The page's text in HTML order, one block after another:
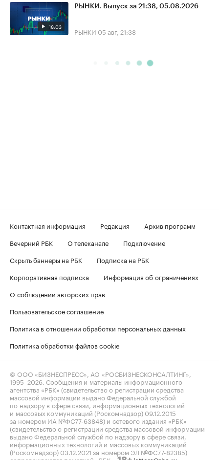
18:03
РЫНКИ. Выпуск за 21:38, 05.08.2026
РЫНКИ 05 авг, 21:38
Контактная информация Редакция
Архив программ
Вечерний РБК
О телеканале
Подключение
Скрыть баннеры на РБК
Подписка на РБК
Корпоративная подписка
Информация об ограничениях
О соблюдении авторских прав
Пользовательское соглашение
Политика в отношении обработки персональных данных
Политика обработки файлов cookie
© ООО «БИЗНЕСПРЕСС», АО «РОСБИЗНЕСКОНСАЛТИНГ»,
1995–2026 . Сообщения и материалы информационного
агентства «РБК» (свидетельство о регистрации средства
массовой информации выдано Федеральной службой
по надзору в сфере связи, информационных технологий
и массовых коммуникаций (Роскомнадзор) 09.12.2015
за номером ИА №ФС77-63848) и сетевого издания «РБК»
(свидетельство о регистрации средства массовой информации
выдано Федеральной службой по надзору в сфере связи,
информационных технологий и массовых коммуникаций
(Роскомнадзор) 03.12.2021 за номером ЭЛ №ФС77-82385)